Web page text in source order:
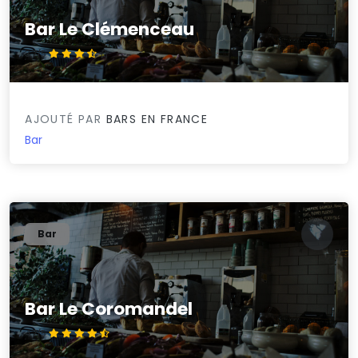
Bar Le Clémenceau
3.7/5
AJOUTÉ PAR BARS EN FRANCE
Bar
Bar Le Coromandel
4.7/5
Bar